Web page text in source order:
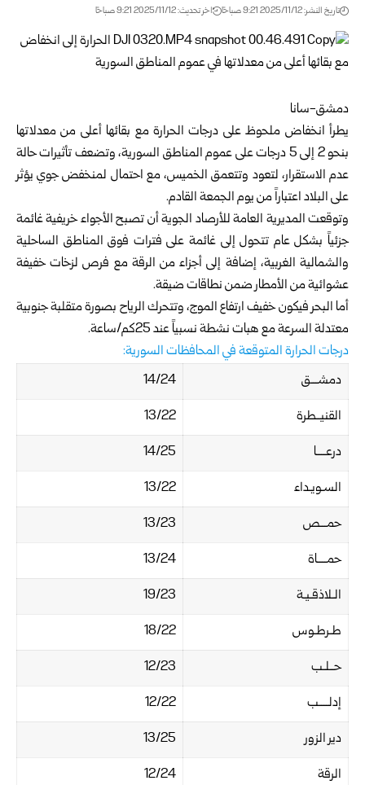
تاريخ النشر: 2025/11/12 9:21 صباحًا اخر تحديث: 2025/11/12 9:21 صباحًا
دمشق-سانا
يطرأ انخفاض ملحوظ على درجات الحرارة مع بقائها أعلى من معدلاتها
بنحو 2 إلى 5 درجات على عموم المناطق السورية، وتضعف تأثيرات حالة
عدم الاستقرار، لتعود وتتعمق الخميس، مع احتمال لمنخفض جوي يؤثر
على البلاد اعتباراً من يوم الجمعة القادم.
وتوقعت المديرية العامة للأرصاد الجوية أن تصبح الأجواء خريفية غائمة
جزئياً بشكل عام تتحول إلى غائمة على فترات فوق المناطق الساحلية
والشمالية الغربية، إضافة إلى أجزاء من الرقة مع فرص لزخات خفيفة
عشوائية من الأمطار ضمن نطاقات ضيقة.
أما البحر فيكون خفيف ارتفاع الموج، وتتحرك الرياح بصورة متقلبة جنوبية
معتدلة السرعة مع هبات نشطة نسبياً عند 25كم/ساعة.
درجات الحرارة المتوقعة في المحافظات السورية:
دمشـــق
14/24
القنيــطرة
13/22
درعــــا
14/25
السـويـداء
13/22
حمـــص
13/23
حمــــاة
13/24
الـلاذقـيـة
19/23
طـرطـوس
18/22
حــلـب
12/23
إدلــــب
12/22
دير الزور
13/25
الرقة
12/24